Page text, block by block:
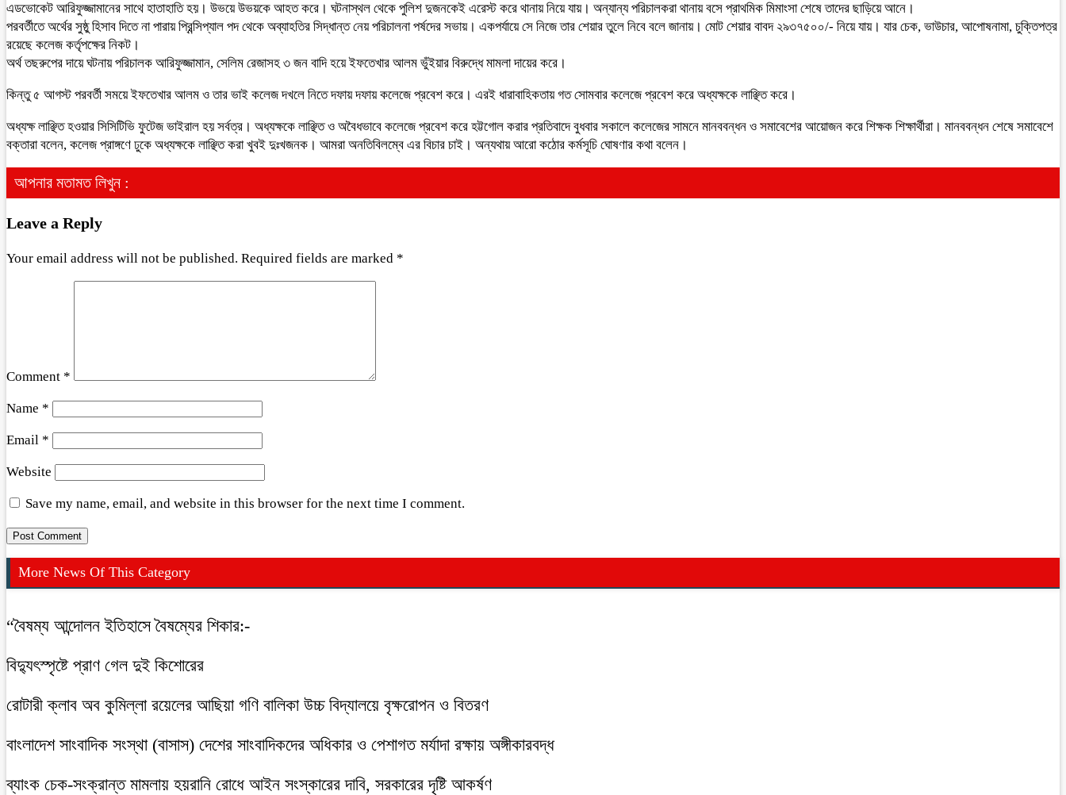
এডভোকেট আরিফুজ্জামানের সাথে হাতাহাতি হয়। উভয়ে উভয়কে আহত করে। ঘটনাস্থল থেকে পুলিশ দুজনকেই এরেস্ট করে থানায় নিয়ে যায়। অন্যান্য পরিচালকরা থানায় বসে প্রাথমিক মিমাংসা শেষে তাদের ছাড়িয়ে আনে।
পরবর্তীতে অর্থের সুষ্ঠু হিসাব দিতে না পারায় প্রিন্সিপ্যাল পদ থেকে অব্যাহতির সিদ্ধান্ত নেয় পরিচালনা পর্ষদের সভায়। একপর্যায়ে সে নিজে তার শেয়ার তুলে নিবে বলে জানায়। মোট শেয়ার বাবদ ২৯৩৭৫০০/- নিয়ে যায়। যার চেক, ভাউচার, আপোষনামা, চুক্তিপত্র
রয়েছে কলেজ কর্তৃপক্ষের নিকট।
অর্থ তছরুপের দায়ে ঘটনায় পরিচালক আরিফুজ্জামান, সেলিম রেজাসহ ৩ জন বাদি হয়ে ইফতেখার আলম ভুঁইয়ার বিরুদ্ধে মামলা দায়ের করে।
কিন্তু ৫ আগস্ট পরবর্তী সময়ে ইফতেখার আলম ও তার ভাই কলেজ দখলে নিতে দফায় দফায় কলেজে প্রবেশ করে। এরই ধারাবাহিকতায় গত সোমবার কলেজে প্রবেশ করে অধ্যক্ষকে লাঞ্ছিত করে।
অধ্যক্ষ লাঞ্ছিত হওয়ার সিসিটিভি ফুটেজ ভাইরাল হয় সর্বত্র। অধ্যক্ষকে লাঞ্ছিত ও অবৈধভাবে কলেজে প্রবেশ করে হট্টগোল করার প্রতিবাদে বুধবার সকালে কলেজের সামনে মানববন্ধন ও সমাবেশের আয়োজন করে শিক্ষক শিক্ষার্থীরা। মানববন্ধন শেষে সমাবেশে
বক্তারা বলেন, কলেজ প্রাঙ্গণে ঢুকে অধ্যক্ষকে লাঞ্ছিত করা খুবই দুঃখজনক। আমরা অনতিবিলম্বে এর বিচার চাই। অন্যথায় আরো কঠোর কর্মসূচি ঘোষণার কথা বলেন।
আপনার মতামত লিখুন :
Leave a Reply
Your email address will not be published. Required fields are marked *
Comment *
Name *
Email *
Website
Save my name, email, and website in this browser for the next time I comment.
More News Of This Category
“বৈষম্য আন্দোলন ইতিহাসে বৈষম্যের শিকার:-
বিদ্যুৎস্পৃষ্টে প্রাণ গেল দুই কিশোরের
রোটারী ক্লাব অব কুমিল্লা রয়েলের আছিয়া গণি বালিকা উচ্চ বিদ্যালয়ে বৃক্ষরোপন ও বিতরণ
বাংলাদেশ সাংবাদিক সংস্থা (বাসাস) দেশের সাংবাদিকদের অধিকার ও পেশাগত মর্যাদা রক্ষায় অঙ্গীকারবদ্ধ
ব্যাংক চেক-সংক্রান্ত মামলায় হয়রানি রোধে আইন সংস্কারের দাবি, সরকারের দৃষ্টি আকর্ষণ